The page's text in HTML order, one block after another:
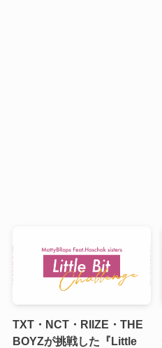
TXT・NCT・RIIZE・THE
BOYZが挑戦した『Little